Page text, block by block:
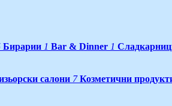
Бирарии 1 Bar & Dinner 1
салони 7 Козметични